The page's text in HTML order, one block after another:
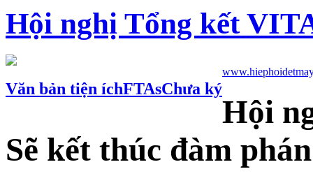
Hội nghị Tổng kết
Văn bản tiện íchFTAsChưa ký
Hội
Sẽ kết thúc đàm